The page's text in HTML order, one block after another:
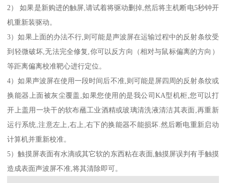
2） 如果是新购进的触屏,请试着将驱动删掉,然后将主机断电5秒钟开
机重新装驱动。
3）如果上面的办法不行,则可能是声波屏在运输过程中的反射条纹受
到轻微破坏,无法完全修复,你可以反方向（相对与鼠标偏离的方向）
等距离偏离校准靶心进行定位。
4）如果声波屏在使用一段时间后不准,则可能是屏四周的反射条纹或
换能器上面被灰尘覆盖,如果您使用的是我公司KA型机柜,您可以打
开上盖用一块干的软布蘸工业酒精或玻璃清洗液清洁其表面,再重新
运行系统,注意左上,右上,右下的换能器不能损坏.然后断电重新启动
计算机并重新校准。
5）触摸屏表面有水滴或其它软的东西粘在表面,触摸屏误判有手触摸
造成表面声波屏不准,将其清除即可。